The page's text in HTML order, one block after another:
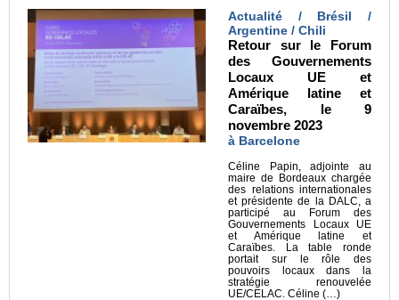
Actualité / Brésil /
Argentine / Chili
Retour sur le Forum
des Gouvernements
Locaux UE et
Amérique latine et
Caraïbes, le 9
novembre 2023
à Barcelone
Céline Papin, adjointe au
maire de Bordeaux chargée
des relations internationales
et présidente de la DALC, a
participé au Forum des
Gouvernements Locaux UE
et Amérique latine et
Caraïbes. La table ronde
portait sur le rôle des
pouvoirs locaux dans la
stratégie renouvelée
UE/CELAC. Céline (…)